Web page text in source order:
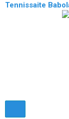
Tennissaite